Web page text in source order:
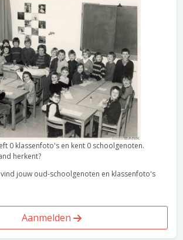
0 klassenfoto's en kent 0 schoolgenoten.
herkent?
jouw oud-schoolgenoten en klassenfoto's
Aanmelden